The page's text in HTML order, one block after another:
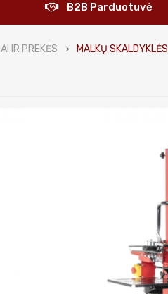
B2B Parduotuvė
IR PREKĖS MALKŲ SKALDYKLĖS